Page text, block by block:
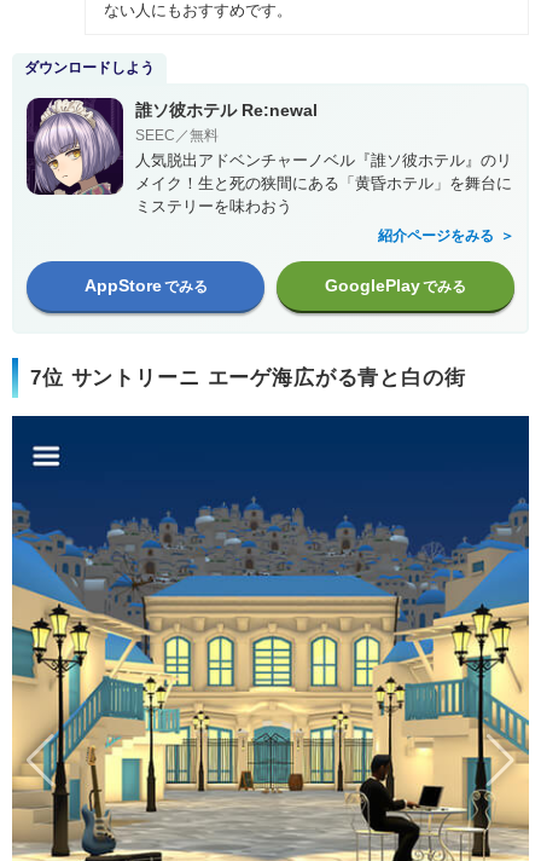
ない人にもおすすめです。
ダウンロードしよう
誰ソ彼ホテル Re:newal
SEEC／無料
人気脱出アドベンチャーノベル『誰ソ彼ホテル』のリ
メイク！生と死の狭間にある「黄昏ホテル」を舞台に
ミステリーを味わおう
紹介ページをみる
AppStoreでみる GooglePlayでみる
7位 サントリーニ エーゲ海広がる青と白の街